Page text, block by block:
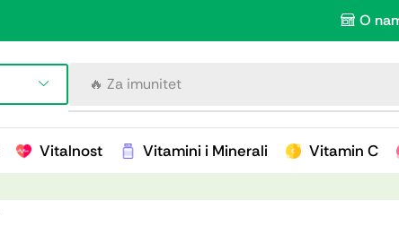
O
🔥 Za imunitet
Vitalnost Vitamini i Minerali Vitamin C